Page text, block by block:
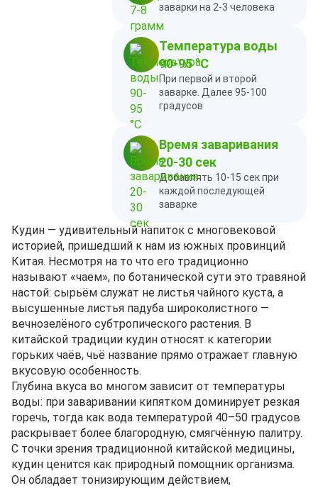
заварки на 2-3 человека
Температура воды
90-95 °C
При первой и второй
заварке. Далее 95-100
градусов
Время заваривания
20-30 сек
Добавлять 10-15 сек при
каждой последующей
заварке
Кудин — удивительный напиток с многовековой
историей, пришедший к нам из южных провинций
Китая. Несмотря на то что его традиционно
называют «чаем», по ботанической сути это травяной
настой: сырьём служат не листья чайного куста, а
высушенные листья падуба широколистного —
вечнозелёного субтропического растения. В
китайской традиции кудин относят к категории
горьких чаёв, чьё название прямо отражает главную
вкусовую особенность.
Глубина вкуса во многом зависит от температуры
воды: при заваривании кипятком доминирует резкая
горечь, тогда как вода температурой 40–50 градусов
раскрывает более благородную, смягчённую палитру.
С точки зрения традиционной китайской медицины,
кудин ценится как природный помощник организма.
Он обладает тонизирующим действием,